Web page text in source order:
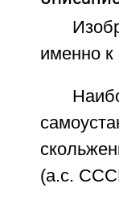
именно к
(а.с.